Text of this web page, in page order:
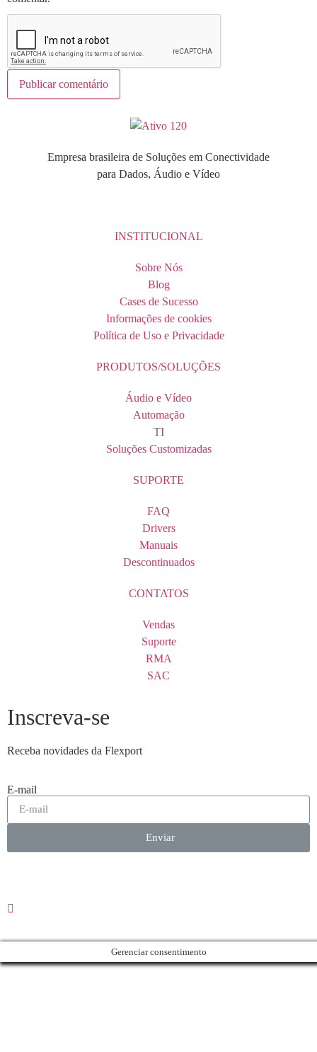
Empresa brasileira de Soluções em Conectividade
para Dados, Áudio e Vídeo
INSTITUCIONAL
Sobre Nós
Blog
Cases de Sucesso
Informações de cookies
Política de Uso e Privacidade
PRODUTOS/SOLUÇÕES
Áudio e Vídeo
Automação
TI
Soluções Customizadas
SUPORTE
FAQ
Drivers
Manuais
Descontinuados
CONTATOS
Vendas
Suporte
RMA
SAC
Inscreva-se
Receba novidades da Flexport
E-mail
Enviar
Gerenciar consentimento